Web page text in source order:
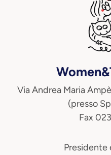
Via Andrea Maria
(presso
Fax
Presidente